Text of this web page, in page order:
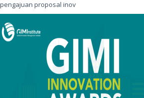
pengajuan proposal inov